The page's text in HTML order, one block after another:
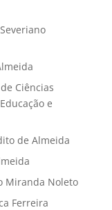
Severiano
Ciências
e
de Almeida
Miranda Noleto
Ferreira